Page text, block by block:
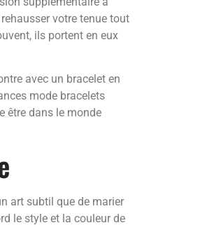
votre tenue tout
ils portent en eux
avec un bracelet en
mode bracelets
être dans le monde
art subtil que de marier
le style et la couleur de